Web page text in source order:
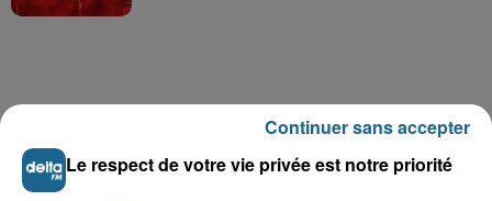
A GAGNER
Le respect de votre vie privée est notre priorité
Continuer sans accepter